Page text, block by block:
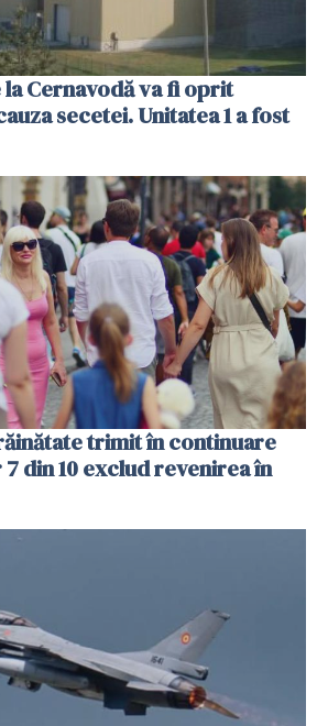
Cernavodă va fi oprit
secetei. Unitatea 1 a fost
trimit în continuare
7 din 10 exclud revenirea în